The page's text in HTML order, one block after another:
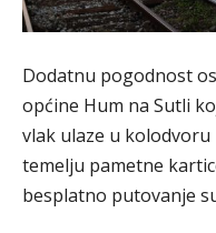
Dodatnu pogodnost
općine Hum na Sutli
vlak ulaze u kolodvoru
temelju pametne
besplatno putovanje